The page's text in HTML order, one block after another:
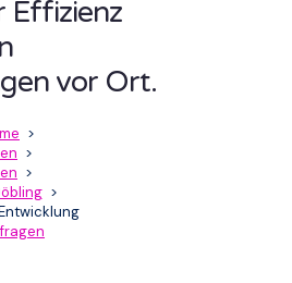
Effizienz
vor Ort.
>
>
>
>